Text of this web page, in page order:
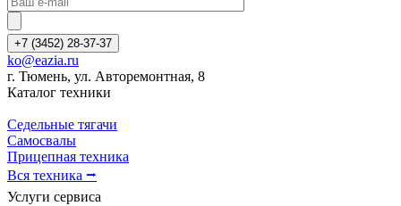
+7 (3452) 28-37-37
ko@eazia.ru
г. Тюмень, ул. Авторемонтная, 8
Каталог техники
Седельные тягачи
Самосвалы
Прицепная техника
Вся техника ⭢
Услуги сервиса